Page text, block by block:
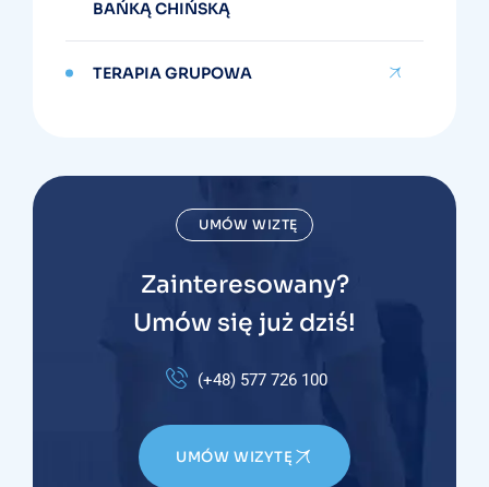
BAŃKĄ CHIŃSKĄ
TERAPIA GRUPOWA
UMÓW WIZTĘ
Zainteresowany?
Umów się już dziś!
(+48) 577 726 100
UMÓW WIZYTĘ